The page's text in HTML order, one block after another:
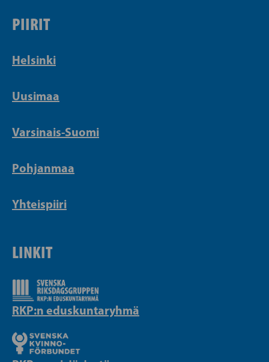
PIIRIT
Helsinki
Uusimaa
Varsinais-Suomi
Pohjanmaa
Yhteispiiri
LINKIT
RKP:n eduskuntaryhmä